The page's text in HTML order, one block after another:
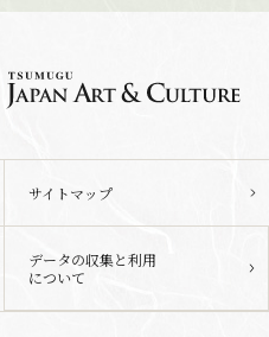
サイトマップ
データの収集と利用
について